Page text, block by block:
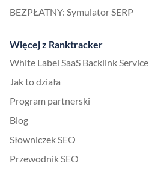
BEZPŁATNY: Symulator SERP
Więcej z Ranktracker
White Label SaaS Backlink Service
Jak to działa
Program partnerski
Blog
Słowniczek SEO
Przewodnik SEO